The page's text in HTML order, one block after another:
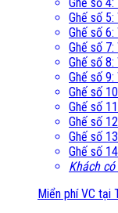
Ghế số
Ghế số
Ghế số
Ghế số
Ghế số
Ghế số
Ghế số
Ghế số
Ghế số
Ghế số
Khách
Miển phí VC tại